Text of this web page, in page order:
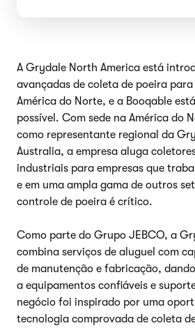
A Grydale North America está
avançadas de coleta de poeira
América do Norte, e a Booqable
possível. Com sede na América do
como representante regional da
Australia, a empresa aluga
industriais para empresas que
e em uma ampla gama de outros
controle de poeira é crítico.
Como parte do Grupo JEBCO, a
combina serviços de aluguel com
de manutenção e fabricação,
a equipamentos confiáveis e
negócio foi inspirado por uma
tecnologia comprovada de coleta